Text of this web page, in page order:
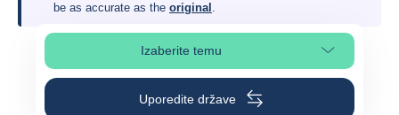
be as accurate as the original .
Izaberite temuIzaberite poglavlje stranice
Uporedite države